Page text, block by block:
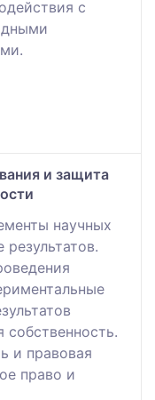
с
и защита
научных
собственность.
и правовая
право и